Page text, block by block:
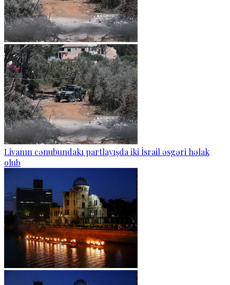
Livanın cənubundakı partlayışda iki İsrail əsgəri həlak
olub